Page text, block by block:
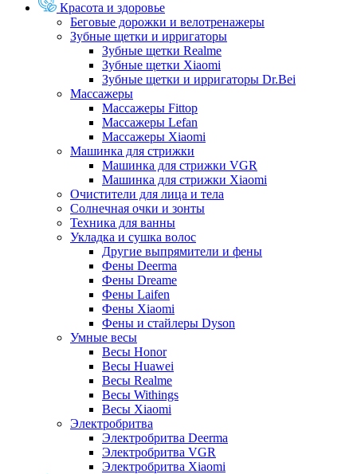
Красота и здоровье
Беговые дорожки и велотренажеры
Зубные щетки и ирригаторы
Зубные щетки Realme
Зубные щетки Xiaomi
Зубные щетки и ирригаторы Dr.Bei
Массажеры
Массажеры Fittop
Массажеры Lefan
Массажеры Xiaomi
Машинка для стрижки
Машинка для стрижки VGR
Машинка для стрижки Xiaomi
Очистители для лица и тела
Солнечная очки и зонты
Техника для ванны
Укладка и сушка волос
Другие выпрямители и фены
Фены Deerma
Фены Dreame
Фены Laifen
Фены Xiaomi
Фены и стайлеры Dyson
Умные весы
Весы Honor
Весы Huawei
Весы Realme
Весы Withings
Весы Xiaomi
Электробритва
Электробритва Deerma
Электробритва VGR
Электробритва Xiaomi